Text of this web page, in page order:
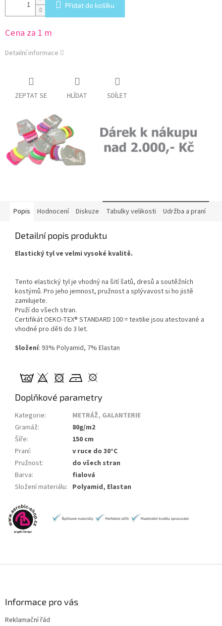
Přidat do košíku
Cena za 1 m
Detailní informace
ZEPTAT SE HLÍDAT SDÍLET
Popis Hodnocení Diskuze Tabulky velikosti Udržba a praní
Detailní popis produktu
Elastický tyl ve velmi vysoké kvalitě.
Tento elastický tyl je vhodný na šití šatů, dresů a soutěžních
kostýmů. Pro jeho jemnost, pružnost a splývavost si ho jistě
zamilujete.
Pruží do všech stran.
Certifikát OEKO-TEX® STANDARD 100 = textilie jsou atestované a
vhodné pro děti do 3 let.
Složení: 93% Polyamid, 7% Elastan
Doplňkové parametry
Kategorie:
METRÁŽ, GALANTERIE
Gramáž:
80g/m2
Šíře:
150 cm
Praní:
v ruce do 30°C
Pružnost:
do všech stran
Barva:
fialová
Složení materiálu: Polyamid, Elastan
Informace pro vás
Reklamační řád